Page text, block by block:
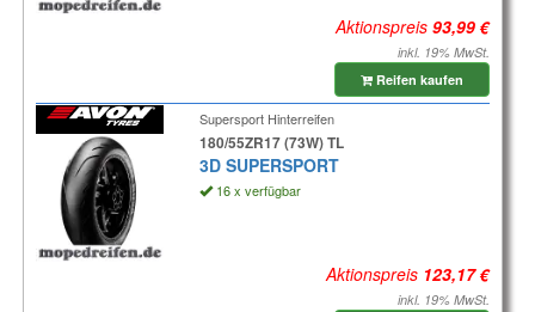
Aktionspreis
inkl. 19% MwSt.
Reifen kaufen
Supersport Hinterreifen
180/55ZR17 (73W) TL
3D SUPERSPORT
16 x verfügbar
Aktionspreis
inkl. 19% MwSt.